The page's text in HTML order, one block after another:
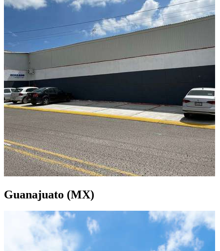
Guanajuato (MX)